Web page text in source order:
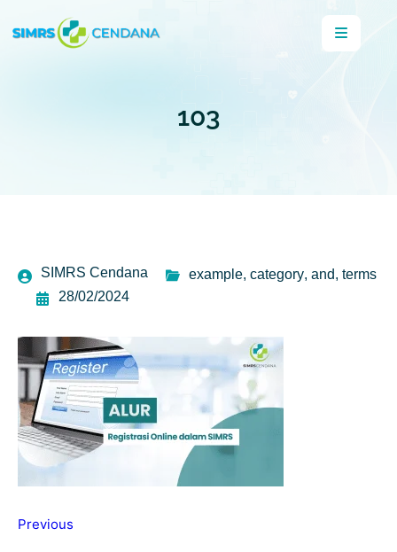
103
SIMRS Cendana example, category, and, terms
28/02/2024
Previous